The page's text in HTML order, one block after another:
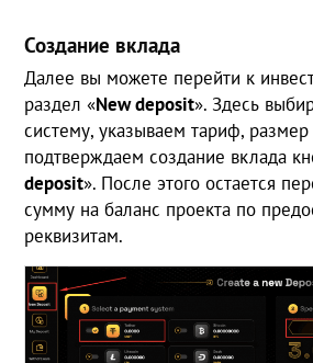
Создание вклада
Далее вы можете перейти к
раздел «Newdeposit». Здесь
систему, указываем тариф,
подтверждаем создание вклада
deposit». После этого остается
сумму на баланс проекта по
реквизитам.